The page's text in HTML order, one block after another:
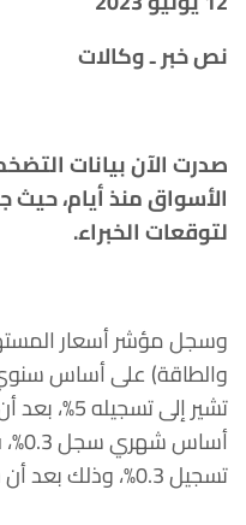
نص خبر ـ وكالات
صدرت الآن بيانات
الأسواق منذ أيام،
لتوقعات الخبراء.
وسجل مؤشر أسعار
تسجيل 0.3%، وذلك بعد أن سجل زيادة بـ 0.4% في مايو.